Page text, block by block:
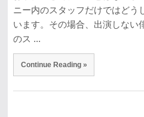
ニー内のスタッフだけではどう
います。その場合、出演しない
のス ...
Continue Reading »